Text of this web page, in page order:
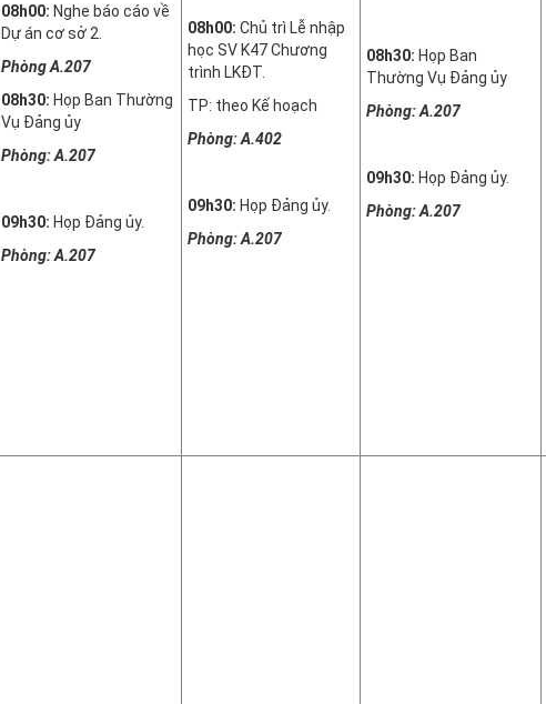
08h00: Nghe báo cáo về
Dự án cơ sở 2.
Phòng A.207
08h30: Họp Ban Thường
Vụ Đảng ủy
Phòng: A.207
09h30: Họp Đảng ủy.
Phòng: A.207
08h00: Chủ trì Lễ nhập
học SV K47 Chương
trình LKĐT.
TP: theo Kế hoạch
Phòng: A.402
09h30: Họp Đảng ủy.
Phòng: A.207
08h30: Họp Ban
Thường Vụ Đảng ủy
Phòng: A.207
09h30: Họp Đảng ủy.
Phòng: A.207